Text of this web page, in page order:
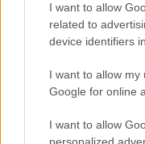
I want to allow
related to
device identifiers
I want to allow
Google for online
I want to allow
részt vettek ezen.
egyike lesz a legjobb